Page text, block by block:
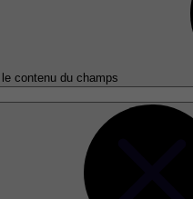
contenu du champs